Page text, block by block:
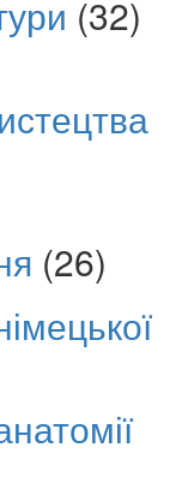
(32)
(26)